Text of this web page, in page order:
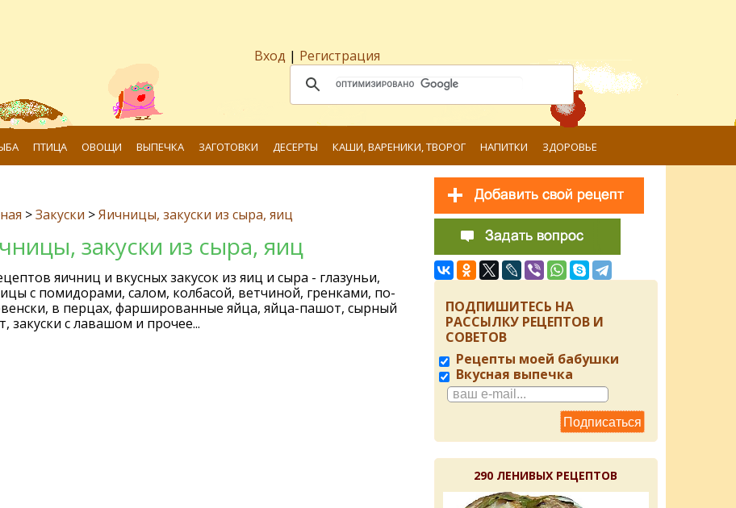
Вход | Регистрация
ПТИЦА ОВОЩИ ВЫПЕЧКА ЗАГОТОВКИ ДЕСЕРТЫ КАШИ, ВАРЕНИКИ, ТВОРОГ НАПИТКИ ЗДОРОВЬЕ
>Закуски >Яичницы, закуски из сыра, яиц
закуски из сыра, яиц
яичниц и вкусных закусок из яиц и сыра - глазуньи,
с помидорами, салом, колбасой, ветчиной, гренками, по-
в перцах, фаршированные яйца, яйца-пашот, сырный
закуски с лавашом и прочее...
ПОДПИШИТЕСЬ НА
РАССЫЛКУ РЕЦЕПТОВ И
СОВЕТОВ
Рецепты моей бабушки
Вкусная выпечка
290 ЛЕНИВЫХ РЕЦЕПТОВ